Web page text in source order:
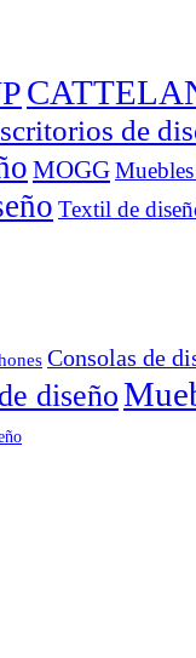
de
MOGG
Textil de
Consolas de
diseño